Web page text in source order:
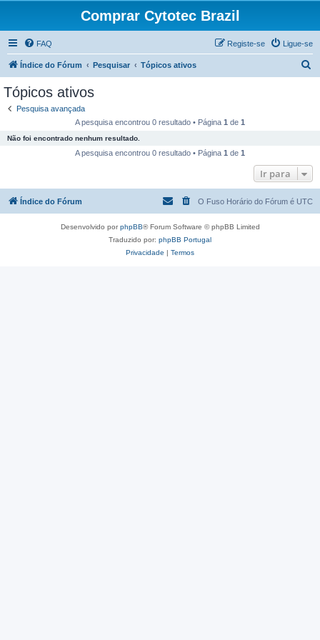
Comprar Cytotec Brazil
FAQ Ligue-se
Registe-se
Índice do Fórum Pesquisar Tópicos ativos
s
r
Tópicos ativos
Pesquisa avançada
A pesquisa encontrou 0 resultado • Página 1 de 1
Não foi encontrado nenhum resultado.
A pesquisa encontrou 0 resultado • Página 1 de 1
Ir para
Índice do Fórum O Fuso Horário do Fórum é UTC
Desenvolvido porphpBB® Forum Software © phpBB Limited
Traduzido por: phpBB Portugal
Privacidade | Termos